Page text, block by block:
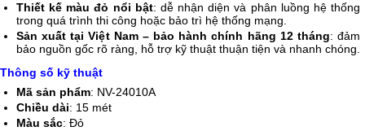
Thiết kế màu đỏ nổi bật: dễ nhận diện và phân luồng hệ thống
trong quá trình thi công hoặc bảo trì hệ thống mạng.
Sản xuất tại Việt Nam – bảo hành chính hãng 12 tháng: đảm
bảo nguồn gốc rõ ràng, hỗ trợ kỹ thuật thuận tiện và nhanh chóng.
Thông số kỹ thuật
Mã sản phẩm: NV-24010A
Chiều dài: 15 mét
Màu sắc: Đỏ